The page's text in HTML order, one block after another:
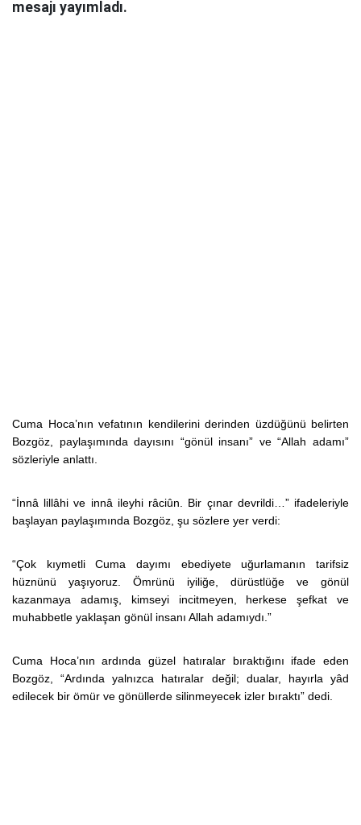
mesajı yayımladı.
Cuma Hoca’nın vefatının kendilerini derinden üzdüğünü belirten
Bozgöz, paylaşımında dayısını “gönül insanı” ve “Allah adamı”
sözleriyle anlattı.
“İnnâ lillâhi ve innâ ileyhi râciûn. Bir çınar devrildi…” ifadeleriyle
başlayan paylaşımında Bozgöz, şu sözlere yer verdi:
“Çok kıymetli Cuma dayımı ebediyete uğurlamanın tarifsiz
hüznünü yaşıyoruz. Ömrünü iyiliğe, dürüstlüğe ve gönül
kazanmaya adamış, kimseyi incitmeyen, herkese şefkat ve
muhabbetle yaklaşan gönül insanı Allah adamıydı.”
Cuma Hoca’nın ardında güzel hatıralar bıraktığını ifade eden
Bozgöz, “Ardında yalnızca hatıralar değil; dualar, hayırla yâd
edilecek bir ömür ve gönüllerde silinmeyecek izler bıraktı” dedi.